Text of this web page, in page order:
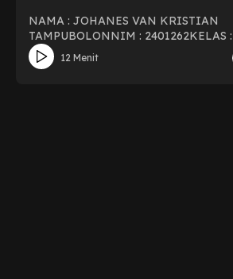
kewarganegaraan, terutama
logistik kelautan dan
NAMA : JOHANES VAN KRISTIAN
TAMPUBOLONNIM : 2401262KELAS : LOGISTIK
KELAUTAN - C1
12 Menit